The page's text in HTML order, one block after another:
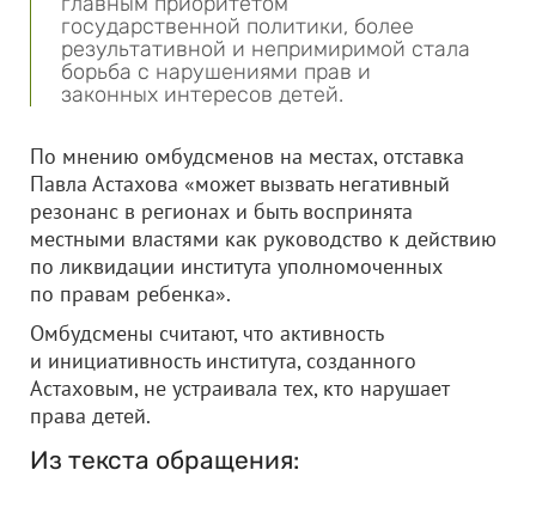
государственной политики, более
результативной и непримиримой стала
борьба с нарушениями прав и
законных интересов детей.
По мнению омбудсменов на местах, отставка
Павла Астахова «может вызвать негативный
резонанс в регионах и быть воспринята
местными властями как руководство к действию
по ликвидации института уполномоченных
по правам ребенка».
Омбудсмены считают, что активность
и инициативность института, созданного
Астаховым, не устраивала тех, кто нарушает
права детей.
Из текста обращения: